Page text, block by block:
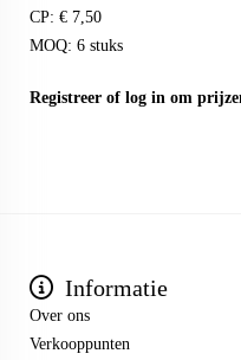
CP: € 7,50
MOQ: 6 stuks
Registreer of log in om
Informatie
Over ons
Verkooppunten